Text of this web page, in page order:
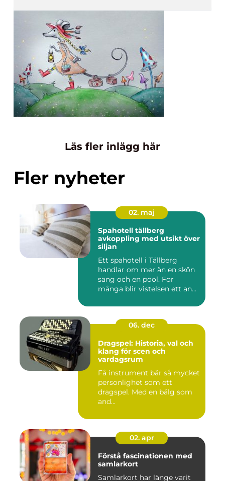
Läs fler inlägg här
Fler nyheter
02. maj
Spahotell tällberg
avkoppling med utsikt över
siljan
Ett spahotell i Tällberg
handlar om mer än en skön
säng och en pool. För
många blir vistelsen ett an...
06. dec
Dragspel: Historia, val och
klang för scen och
vardagsrum
Få instrument bär så mycket
personlighet som ett
dragspel. Med en bälg som
and...
02. apr
Förstå fascinationen med
samlarkort
Samlarkort har länge varit